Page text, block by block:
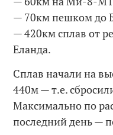
— 70км пешком до
— 420км сплав от
Еланда.
Сплав начали на
440м — т.е.
Максимально по
последний день —